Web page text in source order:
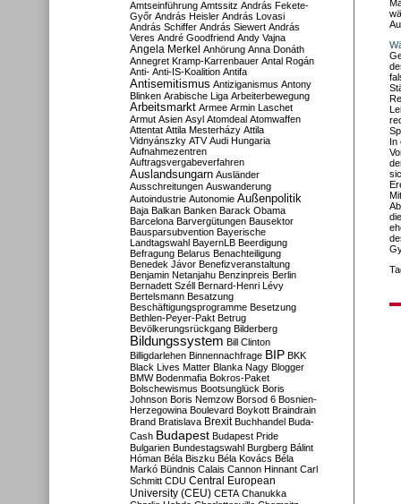
In
Amtseinführung Amtssitz András Fekete-
Győr András Heisler András Lovasi
András Schiffer András Siewert András
Veres André Goodfriend Andy Vajna
Angela Merkel Anhörung Anna Donáth
Annegret Kramp-Karrenbauer Antal Rogán
Anti- Anti-IS-Koalition Antifa
Antisemitismus Antiziganismus Antony
Blinken Arabische Liga Arbeiterbewegung
Arbeitsmarkt Armee Armin Laschet
Armut Asien Asyl Atomdeal Atomwaffen
Attentat Attila Mesterházy Attila
Vidnyánszky ATV Audi Hungaria
Aufnahmezentren
Auftragsvergabeverfahren
Auslandsungarn Ausländer
Ausschreitungen Auswanderung
Autoindustrie Autonomie Außenpolitik
Baja Balkan Banken Barack Obama
Barcelona Barvergütungen Bausektor
Bausparsubvention Bayerische
Landtagswahl BayernLB Beerdigung
Befragung Belarus Benachteiligung
Benedek Jávor Benefizveranstaltung
Benjamin Netanjahu Benzinpreis Berlin
Bernadett Széll Bernard-Henri Lévy
Bertelsmann Besatzung
Beschäftigungsprogramme Besetzung
Bethlen-Peyer-Pakt Betrug
Bevölkerungsrückgang Bilderberg
Bildungssystem Bill Clinton
Billigdarlehen Binnennachfrage BIP BKK
Black Lives Matter Blanka Nagy Blogger
BMW Bodenmafia Bokros-Paket
Bolschewismus Bootsunglück Boris
Johnson Boris Nemzow Borsod 6 Bosnien-
Herzegowina Boulevard Boykott Braindrain
Brand Bratislava Brexit Buchhandel Buda-
Cash Budapest Budapest Pride
Bulgarien Bundestagswahl Burgberg Bálint
Hóman Béla Biszku Béla Kovács Béla
Markó Bündnis Calais Cannon Hinnant Carl
Schmitt CDU Central European
University (CEU) CETA Chanukka